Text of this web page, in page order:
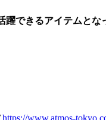
できるアイテムとな